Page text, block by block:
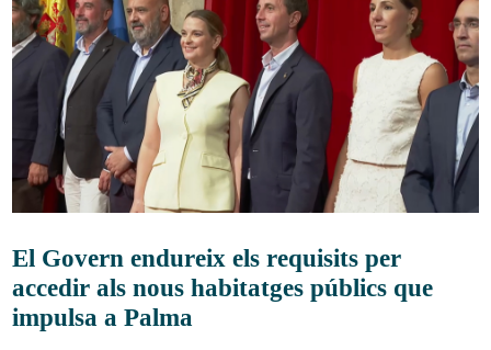
El Govern endureix els requisits per
accedir als nous habitatges públics que
impulsa a Palma